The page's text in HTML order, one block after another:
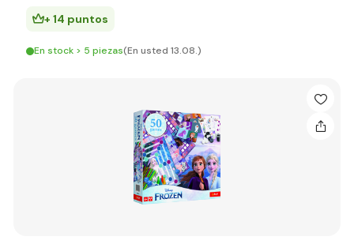
+ 14 puntos
En stock > 5 piezas(En usted 13.08.)